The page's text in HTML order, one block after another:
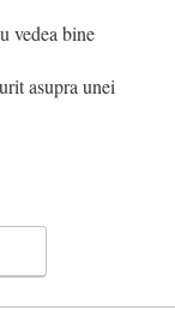
vedea bine
asupra unei